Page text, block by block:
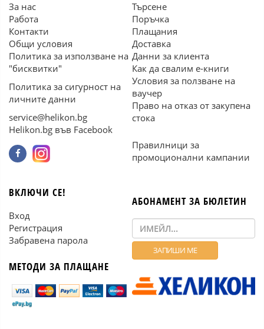
За нас
Работа
Контакти
Общи условия
Политика за използване на
"бисквитки"
Политика за сигурност на
личните данни
service@helikon.bg
Helikon.bg във Facebook
Търсене
Поръчка
Плащания
Доставка
Данни за клиента
Как да свалим е-книги
Условия за ползване на
ваучер
Право на отказ от закупена
стока
Правилници за
промоционални кампании
ВКЛЮЧИ СЕ!
Вход
Регистрация
Забравена парола
МЕТОДИ ЗА ПЛАЩАНЕ
АБОНАМЕНТ ЗА БЮЛЕТИН